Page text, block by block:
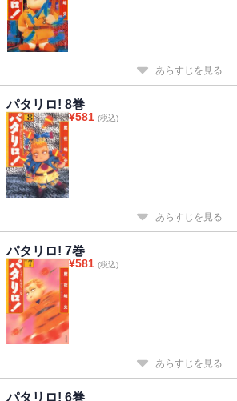
あらすじを見る
パタリロ! 8巻
¥581 (税込)
あらすじを見る
パタリロ! 7巻
¥581 (税込)
あらすじを見る
パタリロ! 6巻